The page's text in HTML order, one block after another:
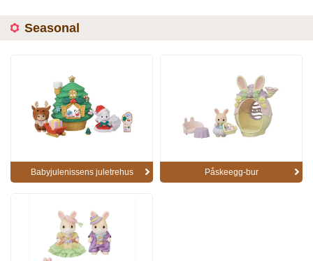
Seasonal
Babyjulenissens juletrehus Påskeegg-bur